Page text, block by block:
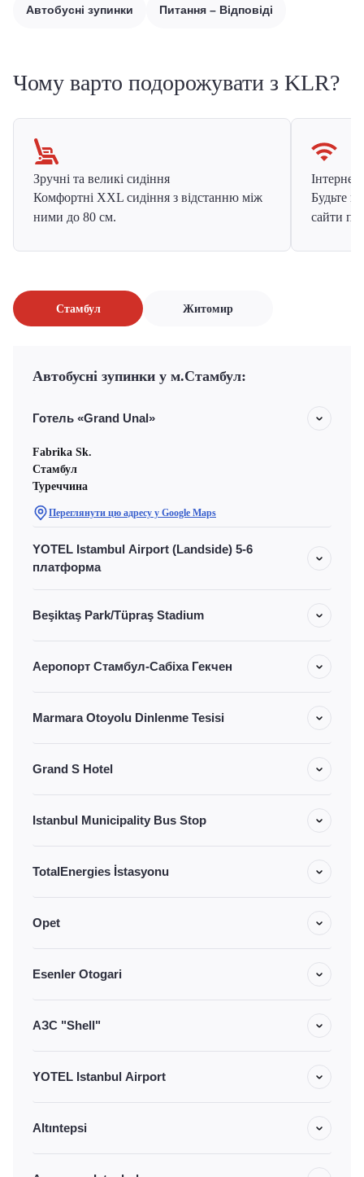
Автобусні зупинки Питання – Відповіді
Чому варто подорожувати з KLR?
Зручні та великі сидіння
Комфортні XXL сидіння з відстанню між
ними до 80 см.
Інтернет
Будьте
сайти
Стамбул Житомир
Автобусні зупинки у м.Стамбул:
Готель «Grand Unal»
Fabrika Sk.
Стамбул
Туреччина
Переглянути цю адресу у Google Maps
YOTEL Istambul Airport (Landside) 5-6
платформа
Beşiktaş Park/Tüpraş Stadium
Аеропорт Стамбул-Сабіха Гекчен
Marmara Otoyolu Dinlenme Tesisi
Grand S Hotel
Istanbul Municipality Bus Stop
TotalEnergies İstasyonu
Opet
Esenler Otogari
АЗС "Shell"
YOTEL Istanbul Airport
Altıntepsi